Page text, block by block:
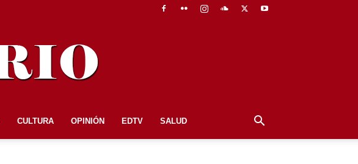
CULTURA OPINIÓN EDTV SALUD